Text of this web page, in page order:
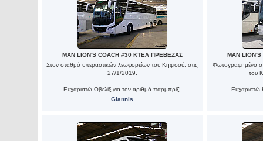
MAN LION'S COACH #30 ΚΤΕΛ ΠΡΕΒΕΖΑΣ
Στον σταθμό υπεραστικών λεωφορείων του Κηφισού, στις
27/1/2019.
Ευχαριστώ Οβελίξ για τον αριθμό παρμπρίζ!
Giannis
MAN
Φωτογραφημένο
του
Ευχαριστώ